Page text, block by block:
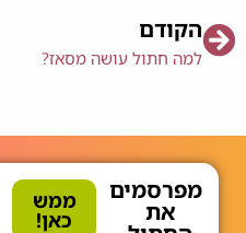
הקודם
למה חתול עושה מסאז?
מפרסמים
את ממש
כאן!